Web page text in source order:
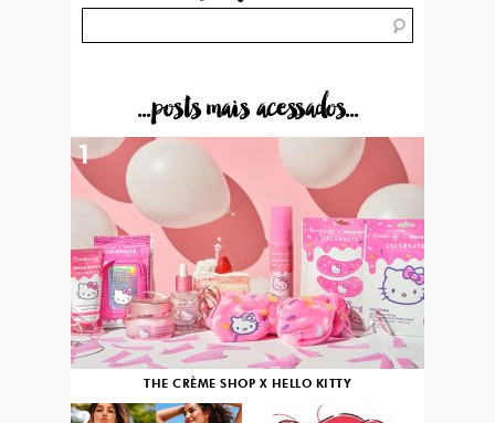
...posts mais acessados...
THE CRÈME SHOP X HELLO KITTY
1